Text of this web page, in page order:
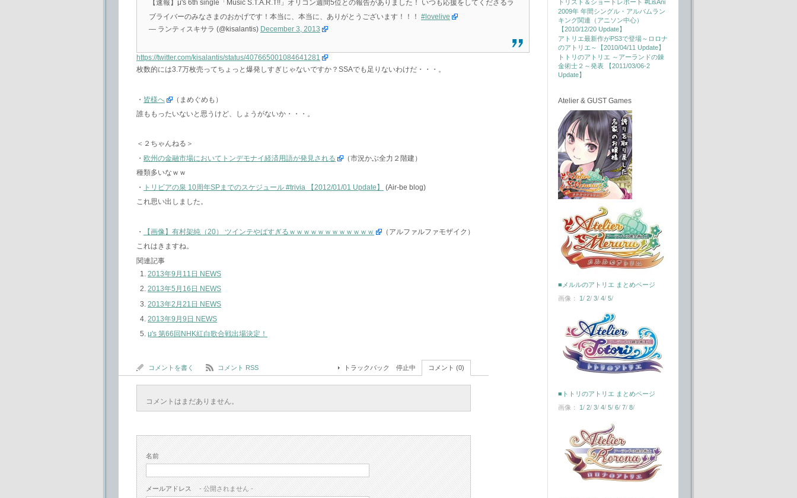
【速報】μ's 6th single「Music S.T.A.R.T!!」オリコン週間5位との報告がありました！ いつも応援をしてくださるラ
ブライバーのみなさまのおかげです！本当に、本当に、ありがとうございます！！！ #lovelive
— ランティスキサラ (@kisalantis) December 3, 2013
https://twitter.com/kisalantis/status/407665001084641281
枚数的には3.7万枚売ってちょっと爆発しすぎじゃないですか？SSAでも足りないわけだ・・・。
・ 皆様へ
（まめぐめも）
誰ももったいないと思うけど、しょうがないか・・・。
＜２ちゃんねる＞
・ 欧州の金融市場においてトンデモナイ経済用語が発見される
（市況かぶ全力２階建）
種類多いなｗｗ
・
トリビアの泉 10周年SPまでのスケジュール #trivia 【2012/01/01 Update】
(Air-be blog)
これ思い出しました。
・ 【画像】有村架純（20） ツインテやばすぎるｗｗｗｗｗｗｗｗｗｗｗｗ
（アルファルファモザイク）
これはきますね。
関連記事
2013年9月11日 NEWS
2013年5月16日 NEWS
2013年2月21日 NEWS
2013年9月9日 NEWS
μ's 第66回NHK紅白歌合戦出場決定！
コメントを書く コメント RSS トラックバック 停止中 コメント (0)
コメントはまだありません。
名前
メールアドレス - 公開されません -
トリスト＆ショートレポート #LisAni
2009年 年間シングル・アルバムラン
キング関連（アニソン中心）
【2010/12/20 Update】
アトリエ最新作がPS3で登場～ロロナ
のアトリエ～【2010/04/11 Update】
トトリのアトリエ ～アーランドの錬
金術士２～発表 【2011/03/06-2
Update】
Atelier & GUST Games
■メルルのアトリエ まとめページ
画像： 1/ 2/ 3/ 4/ 5/
■トトリのアトリエ まとめページ
画像： 1/ 2/ 3/ 4/ 5/ 6/ 7/ 8/